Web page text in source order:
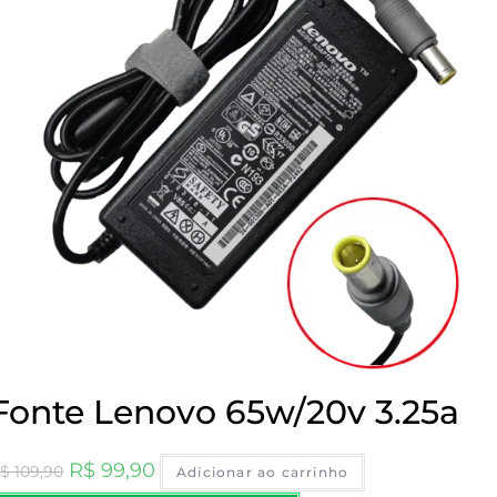
Lenovo 65w/20v 3.25a
109,90 O
preço
R$ 99,90
preço
Adicionar ao carrinho